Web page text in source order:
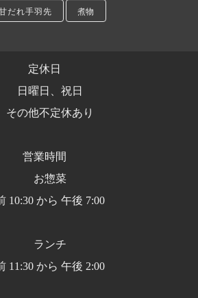
だれ手羽先 煮物
定休日
日曜日、祝日
その他不定休あり
営業時間
お惣菜
10:30 から 午後 7:00
ランチ
11:30 から 午後 2:00